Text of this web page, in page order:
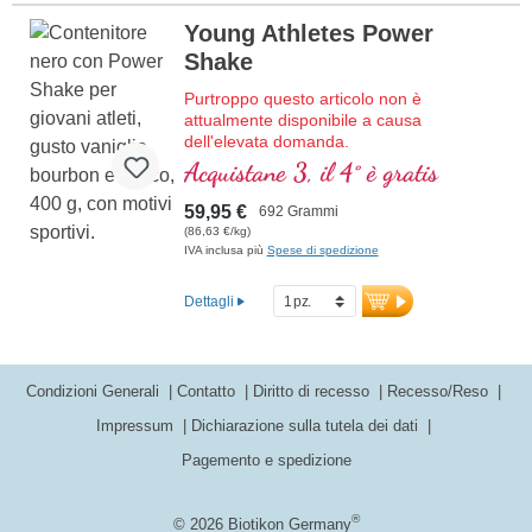
Young Athletes Power
Shake
Purtroppo questo articolo non è
attualmente disponibile a causa
dell'elevata domanda.
Frappe proteico di alta qualità con tutti gli
aminoacidi essenziali (EAA) e aminoacidi
muscolari (BCAA), arricchito con creatina,
D-ribose (zucchero muscolare) e acetil-L-
carnitina, collagene, i coralli Sango
calcio e vitamina D per ossa forti. Senza
dolcificanti e aromi artificiali, con vaniglia
Ulteriori informazioni su Young
Athletes Complete Shake
Acquistane 3, il 4° è gratis
59,95 € 692 Grammi
(86,63 €/kg)
IVA inclusa più Spese di spedizione
Dettagli
© 2026 Biotikon Germany®
Condizioni Generali Contatto Diritto di recesso
Recesso/Reso
Impressum
Dichiarazione sulla tutela dei dati
Pagemento e spedizione